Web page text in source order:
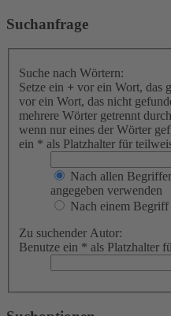
Suchanfrage
Suche nach Wörtern:
Setze ein + vor ein Wort, das
vor ein Wort, das nicht
mehrere Wörter getrennt durch
wenn nur eines der Wörter
ein * als Platzhalter für
Nach allen
angegeben verwenden
Nach einem Begriff
Zu suchender Autor:
Benutze ein * als Platzhalter